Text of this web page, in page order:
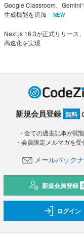
Google Classroom、Gemini
生成機能を追加
NEW
Next.js 16.3が正式リリース
高速化を実現
新規会員登録 無料
・全ての過去記事が閲
・会員限定メルマガを
メールバック
新規会員登録
ログイン